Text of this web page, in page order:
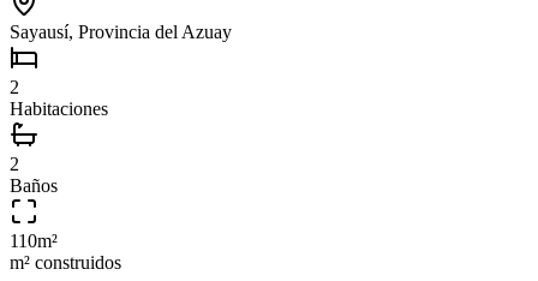
Sayausí, Provincia del Azuay
2
Habitaciones
2
Baños
110m²
m² construidos